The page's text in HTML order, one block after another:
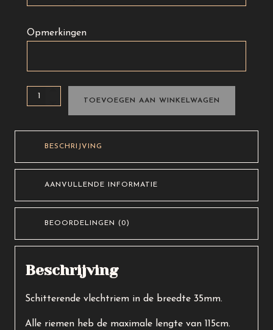
Opmerkingen
Leren
vlechtriem
-
35mm
TOEVOEGEN AAN WINKELWAGEN
BESCHRIJVING
AANVULLENDE INFORMATIE
BEOORDELINGEN (0)
Beschrijving
Schitterende vlechtriem in de breedte 35mm.
Alle riemen heb de maximale lengte van 115cm.